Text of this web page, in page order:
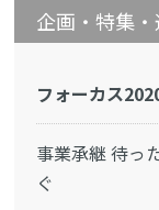
企画・特集
フォーカス
事業承継 待っ
ぐ